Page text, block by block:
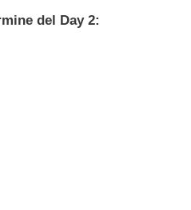
del Day 2: